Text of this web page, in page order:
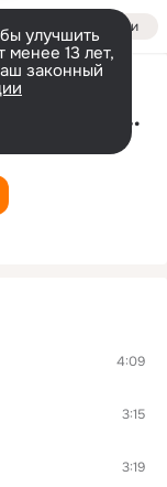
Войти
улучшить
менее 13 лет,
законный
Mrazish (Jason Rmx) 2011
4:09
3:15
3:19